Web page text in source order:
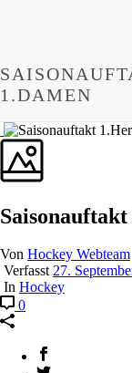
1.DAMEN
Von Hockey Webteam
Verfasst27.
In Hockey
0